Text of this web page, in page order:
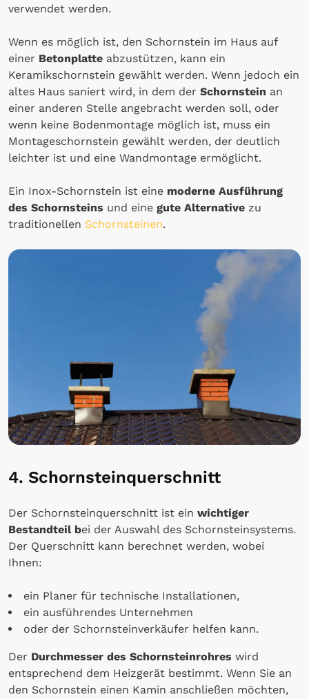
verwendet werden.
Wenn es möglich ist, den Schornstein im Haus auf
einer Betonplatte abzustützen, kann ein
Keramikschornstein gewählt werden. Wenn jedoch ein
altes Haus saniert wird, in dem der Schornstein an
einer anderen Stelle angebracht werden soll, oder
wenn keine Bodenmontage möglich ist, muss ein
Montageschornstein gewählt werden, der deutlich
leichter ist und eine Wandmontage ermöglicht.
Ein Inox-Schornstein ist eine moderne Ausführung
des Schornsteins und eine gute Alternative zu
traditionellen Schornsteinen.
4. Schornsteinquerschnitt
Der Schornsteinquerschnitt ist ein wichtiger
Bestandteil bei der Auswahl des Schornsteinsystems.
Der Querschnitt kann berechnet werden, wobei
Ihnen:
ein Planer für technische Installationen,
ein ausführendes Unternehmen
oder der Schornsteinverkäufer helfen kann.
Der Durchmesser des Schornsteinrohres wird
entsprechend dem Heizgerät bestimmt. Wenn Sie an
den Schornstein einen Kamin anschließen möchten,